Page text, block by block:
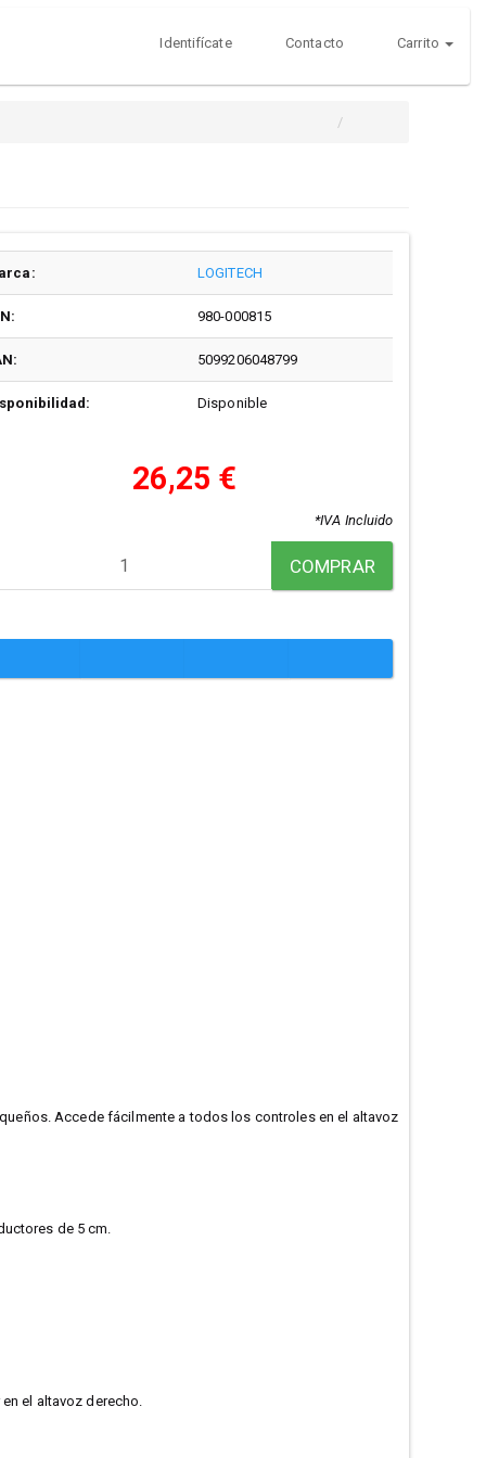
Identifícate Contacto Carrito
LOGITECH
980-000815
5099206048799
Disponible
26,25 €
*IVA Incluido
COMPRAR
Accede fácilmente a todos los controles en el altavoz
de 5 cm.
el altavoz derecho.